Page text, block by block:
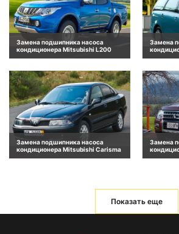
Замена подшипника насоса
кондиционера Mitsubishi L200
Замена
Замена подшипника насоса
кондиционера Mitsubishi Carisma
Замена
Показать еще